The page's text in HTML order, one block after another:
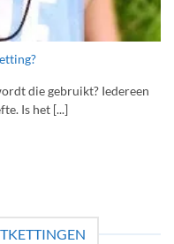
die gebruikt? Iedereen
Is het [...]